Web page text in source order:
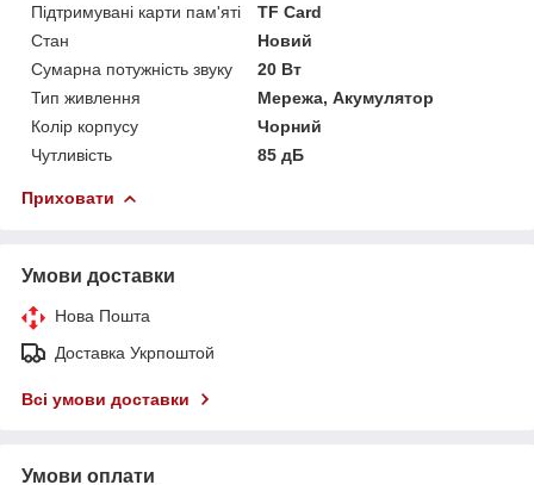
Підтримувані карти пам'яті
TF Card
Стан
Новий
Сумарна потужність звуку
20 Вт
Тип живлення
Мережа, Акумулятор
Колір корпусу
Чорний
Чутливість
85 дБ
Приховати
Умови доставки
Нова Пошта
Доставка Укрпоштой
Всі умови доставки
Умови оплати